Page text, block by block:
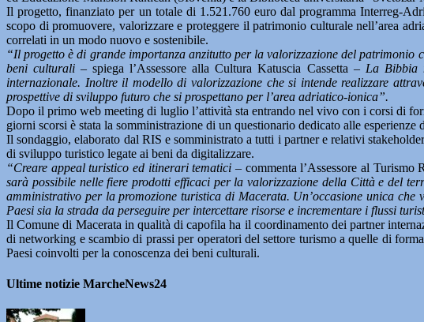
Il progetto, finanziato per un totale di 1.521.760 euro dal programma Interreg-
scopo di promuovere, valorizzare e proteggere il patrimonio culturale nell’area
correlati in un modo nuovo e sostenibile.
“Il progetto è di grande importanza anzitutto per la valorizzazione del
beni culturali – spiega l’Assessore alla Cultura Katuscia Cassetta – La Bibbia
internazionale. Inoltre il modello di valorizzazione che si intende realizzare
prospettive di sviluppo futuro che si prospettano per l’area adriatico-ionica”.
Dopo il primo web meeting di luglio l’attività sta entrando nel vivo con i corsi di
giorni scorsi è stata la somministrazione di un questionario dedicato alle
Il sondaggio, elaborato dal RIS e somministrato a tutti i partner e relativi
di sviluppo turistico legate ai beni da digitalizzare.
“Creare appeal turistico ed itinerari tematici – commenta l’Assessore al Turismo
sarà possibile nelle fiere prodotti efficaci per la valorizzazione della Città e del
amministrativo per la promozione turistica di Macerata. Un’occasione unica
Paesi sia la strada da perseguire per intercettare risorse e incrementare i flussi
Il Comune di Macerata in qualità di capofila ha il coordinamento dei partner
di networking e scambio di prassi per operatori del settore turismo a quelle di
Paesi coinvolti per la conoscenza dei beni culturali.
Ultime notizie MarcheNews24